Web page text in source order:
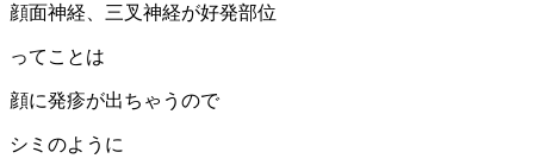
顔面神経、三叉神経が好発部位
ってことは
顔に発疹が出ちゃうので
シミのように